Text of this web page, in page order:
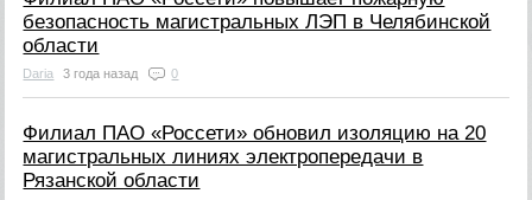
безопасность магистральных ЛЭП в Челябинской
области
Daria 3 года назад 0
Филиал ПАО «Россети» обновил изоляцию на 20
магистральных линиях электропередачи в
Рязанской области